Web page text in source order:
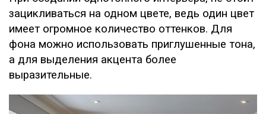
зацикливаться на одном цвете, ведь один цвет
имеет огромное количество оттенков. Для
фона можно использовать приглушенные тона,
а для выделения акцента более
выразительные.